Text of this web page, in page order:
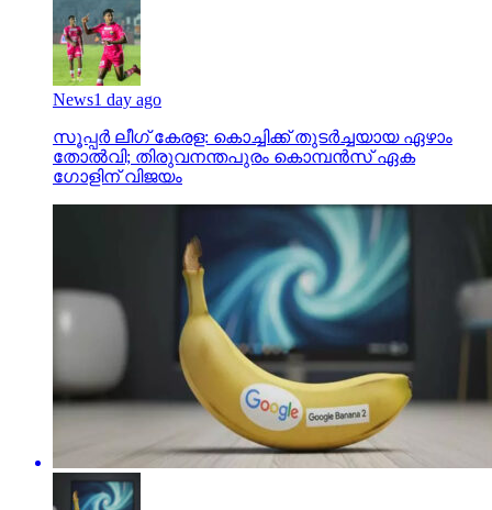
News1 day ago
സൂപ്പര്‍ ലീഗ് കേരള: കൊച്ചിക്ക് തുടര്‍ച്ചയായ ഏഴാം
തോല്‍വി; തിരുവനന്തപുരം കൊമ്പന്‍സ് ഏക
ഗോളിന് വിജയം